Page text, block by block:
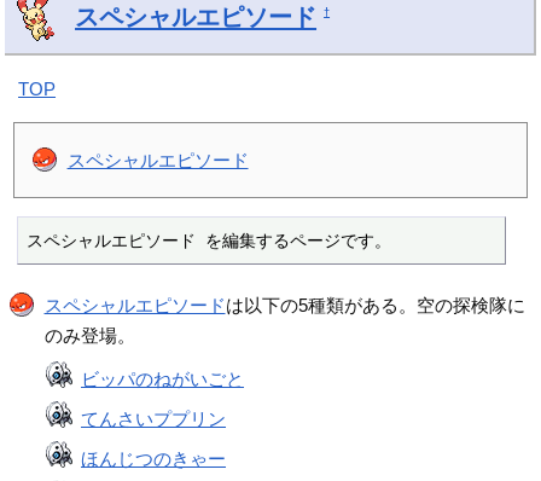
スペシャルエピソード †
TOP
スペシャルエピソード
スペシャルエピソード を編集するページです。
スペシャルエピソードは以下の5種類がある。空の探検隊に
のみ登場。
ビッパのねがいごと
てんさいププリン
ほんじつのきゃー